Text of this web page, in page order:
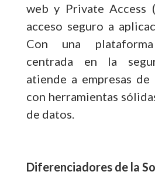
web y Private Access
acceso seguro a
Con una
centrada en la
atiende a empresas
con herramientas
de datos.
Diferenciadores de la